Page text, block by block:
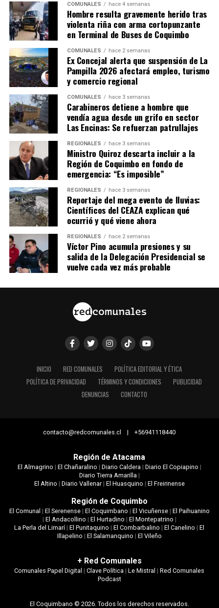
COMUNALES hace 4 semanas
Hombre resulta gravemente herido tras
violenta riña con arma cortopunzante
en Terminal de Buses de Coquimbo
COMUNALES hace 2 semanas
Ex Concejal alerta que suspensión de La
Pampilla 2026 afectará empleo, turismo
y comercio regional
COMUNALES hace 3 semanas
Carabineros detiene a hombre que
vendía agua desde un grifo en sector
Las Encinas: Se refuerzan patrullajes
REGIONALES hace 3 semanas
Ministro Quiroz descarta incluir a la
Región de Coquimbo en fondo de
emergencia: “Es imposible”
REGIONALES hace 3 semanas
Reportaje del mega evento de lluvias:
Científicos del CEAZA explican qué
ocurrió y qué viene ahora
REGIONALES hace 2 semanas
Víctor Pino acumula presiones y su
salida de la Delegación Presidencial se
vuelve cada vez más probable
INICIO RED COMUNALES
POLÍTICA EDITORIAL Y ÉTICA
POLÍTICA DE PRIVACIDAD
TÉRMINOS Y CONDICIONES
PUBLICIDAD
DENUNCIAS
CONTACTO
contacto@redcomunales.cl | +56941118440
Región de Atacama
El Almagrino | El Chañaralino | Diario Caldera| Diario El Copiapino |
Diario Tierra Amarilla|
El Altino | Diario Vallenar| El Huasquino | El Freirinense
Región de Coquimbo
El Comunal | El Serenense| El Coquimbano | El Vicuñense| El Paihuanino
| El Andacollino | El Hurtadino | El Montepatrino |
La Perla del Limarí|El Punitaquino |El Combarbalino |El Canelino |El
Illapelino | El Salamanquino | El Vileño
+ Red Comunales
Comunales Papel Digital |Clave Política |Le Mistral |Red Comunales
Podcast
El Coquimbano © 2026. Todos los derechos reservados.